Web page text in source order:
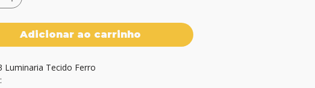
Adicionar ao carrinho
Luminaria Tecido Ferro